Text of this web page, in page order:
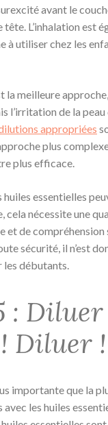
avant le
tête. L’inhalation est
à utiliser chez les
la meilleure
l’irritation de la
appropriées
plus
plus efficace.
huiles essentielles
cela nécessite une
et de
sécurité, il n’est
les débutants.
: Diluer
Diluer !
importante que la
avec les huiles